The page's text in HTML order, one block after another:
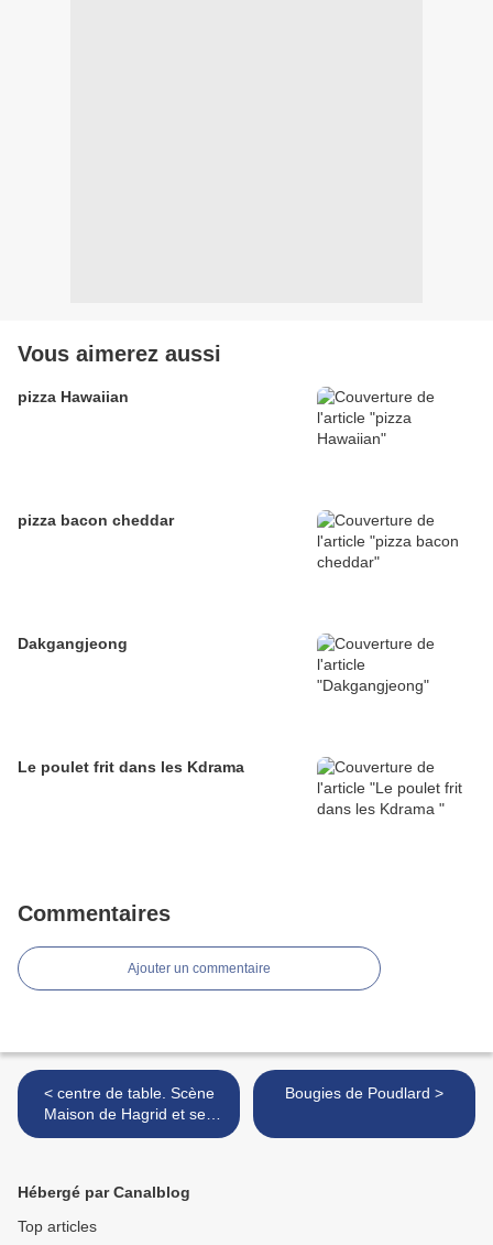
Vous aimerez aussi
pizza Hawaiian
pizza bacon cheddar
Dakgangjeong
Le poulet frit dans les Kdrama
Commentaires
Ajouter un commentaire
< centre de table. Scène
Maison de Hagrid et ses
potirons.
Bougies de Poudlard >
Hébergé par Canalblog
Top articles